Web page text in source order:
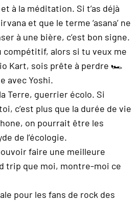
à la méditation. Si t’as déjà
et que le terme ‘asana’ ne
à une bière, c’est bon signe.
compétitif, alors si tu veux me
Kart, sois prête à perdre 🏎️
avec Yoshi.
Terre, guerrier écolo. Si
c’est plus que la durée de vie
on pourrait être les
de l’écologie.
faire une meilleure
trip que moi, montre-moi ce
pour les fans de rock des